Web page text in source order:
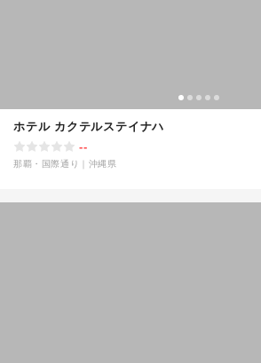
ホテル カクテルステイナハ
--
那覇・国際通り 沖縄県